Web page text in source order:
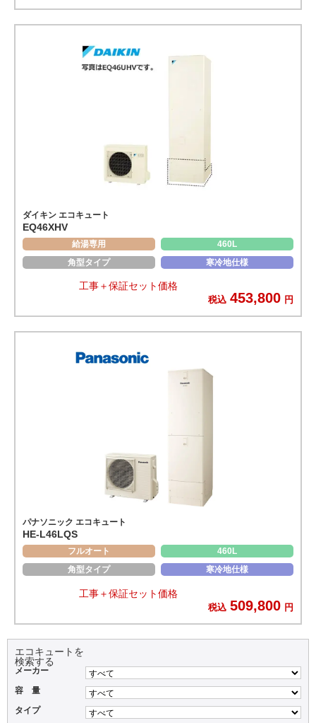
ダイキン エコキュート
EQ46XHV
給湯専用
460L
角型タイプ
寒冷地仕様
工事＋保証セット価格
税込 453,800 円
パナソニック エコキュート
HE-L46LQS
フルオート
460L
角型タイプ
寒冷地仕様
工事＋保証セット価格
税込 509,800 円
エコキュートを
検索する
メーカー
容 量
タイプ